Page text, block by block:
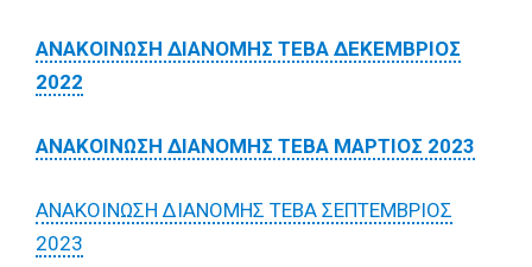
ΑΝΑΚΟΙΝΩΣΗ ΔΙΑΝΟΜΗΣ ΤΕΒΑ ΔΕΚΕΜΒΡΙΟΣ
2022
ΑΝΑΚΟΙΝΩΣΗ ΔΙΑΝΟΜΗΣ ΤΕΒΑ ΜΑΡΤΙΟΣ 2023
ΑΝΑΚΟΙΝΩΣΗ ΔΙΑΝΟΜΗΣ ΤΕΒΑ ΣΕΠΤΕΜΒΡΙΟΣ
2023